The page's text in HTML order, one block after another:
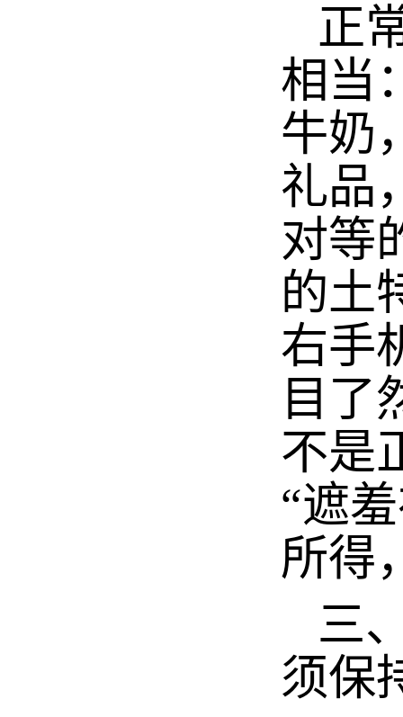
正
相当
牛奶
礼品
对等
的土
右手
目了
不是
“遮
所得
三
须保